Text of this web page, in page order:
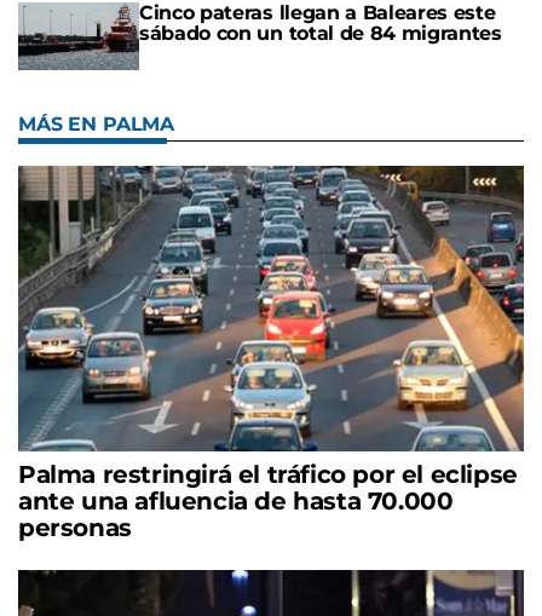
Cinco pateras llegan a Baleares este
sábado con un total de 84 migrantes
MÁS EN PALMA
Palma restringirá el tráfico por el eclipse
ante una afluencia de hasta 70.000
personas